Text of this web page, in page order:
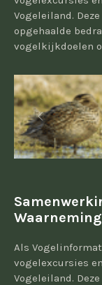
Vogeleiland.
opgehaalde
vogelkijkdoelen
Als
vogelexcursies
Vogeleiland.